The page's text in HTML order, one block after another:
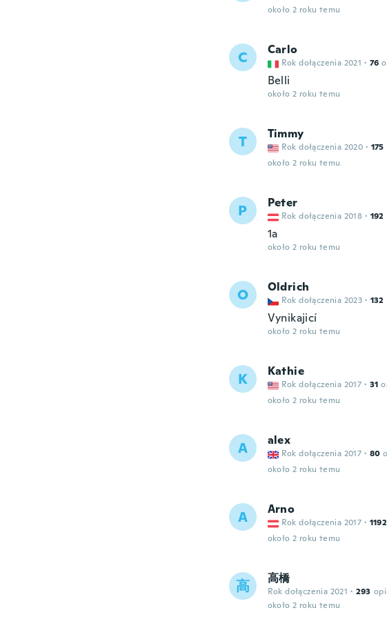
około 2 roku temu
C Carlo
Rok dołączenia 2021 · 76
Belli
około 2 roku temu
T Timmy
Rok dołączenia 2020 · 175
około 2 roku temu
P Peter
Rok dołączenia 2018 · 192
1a
około 2 roku temu
O Oldrich
Rok dołączenia 2023 · 132
Vynikajicí
około 2 roku temu
K Kathie
Rok dołączenia 2017 · 31
około 2 roku temu
A alex
Rok dołączenia 2017 · 80
około 2 roku temu
A Arno
Rok dołączenia 2017 · 1192
około 2 roku temu
高 高橋
Rok dołączenia 2021 · 293
około 2 roku temu